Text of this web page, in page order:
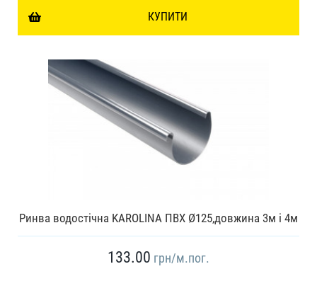
КУПИТИ
Ринва водостічна KAROLINA ПВХ Ø125,довжина 3м і 4м
133.00 грн/м.пог.